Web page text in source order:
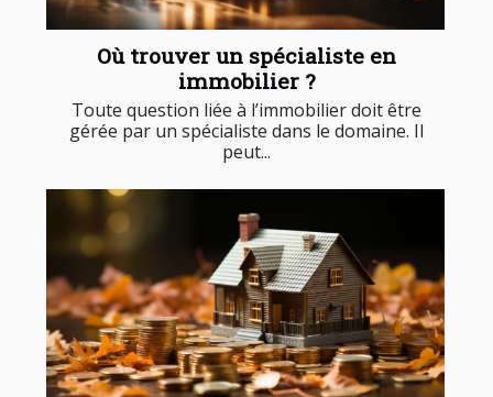
Où trouver un spécialiste en
immobilier ?
Toute question liée à l’immobilier doit être
gérée par un spécialiste dans le domaine. Il
peut...